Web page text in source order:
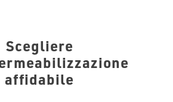
Scegliere
affidabile